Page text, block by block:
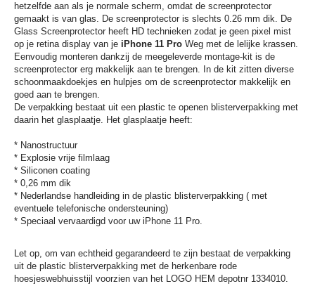
hetzelfde aan als je normale scherm, omdat de screenprotector
gemaakt is van glas. De screenprotector is slechts 0.26 mm dik. De
Glass Screenprotector heeft HD technieken zodat je geen pixel mist
op je retina display van je iPhone 11 Pro Weg met de lelijke krassen.
Eenvoudig monteren dankzij de meegeleverde montage-kit is de
screenprotector erg makkelijk aan te brengen. In de kit zitten diverse
schoonmaakdoekjes en hulpjes om de screenprotector makkelijk en
goed aan te brengen.
De verpakking bestaat uit een plastic te openen blisterverpakking met
daarin het glasplaatje. Het glasplaatje heeft:
* Nanostructuur
* Explosie vrije filmlaag
* Siliconen coating
* 0,26 mm dik
* Nederlandse handleiding in de plastic blisterverpakking ( met
eventuele telefonische ondersteuning)
* Speciaal vervaardigd voor uw iPhone 11 Pro.
Let op, om van echtheid gegarandeerd te zijn bestaat de verpakking
uit de plastic blisterverpakking met de herkenbare rode
hoesjeswebhuisstijl voorzien van het LOGO HEM depotnr 1334010.